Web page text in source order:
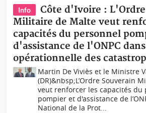
Info
Côte d'Ivoire :
Militaire de Malte veut
capacités du personnel
d'assistance de l'ONPC
opérationnelle des
Martin De Viviès et le Ministre
(DR)&nbsp;L’Ordre Souverain
veut renforcer les capacités du
pompier et d'assistance de
National de la Prot...